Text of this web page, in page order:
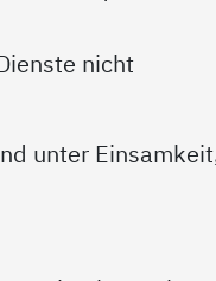
nicht
unter